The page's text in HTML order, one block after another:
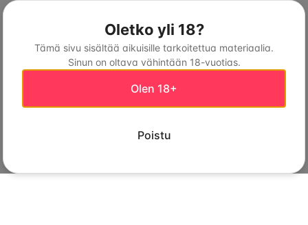
Oletko yli 18?
Tämä sivu sisältää aikuisille tarkoitettua materiaalia.
Sinun on oltava vähintään 18-vuotias.
Olen 18+
Poistu